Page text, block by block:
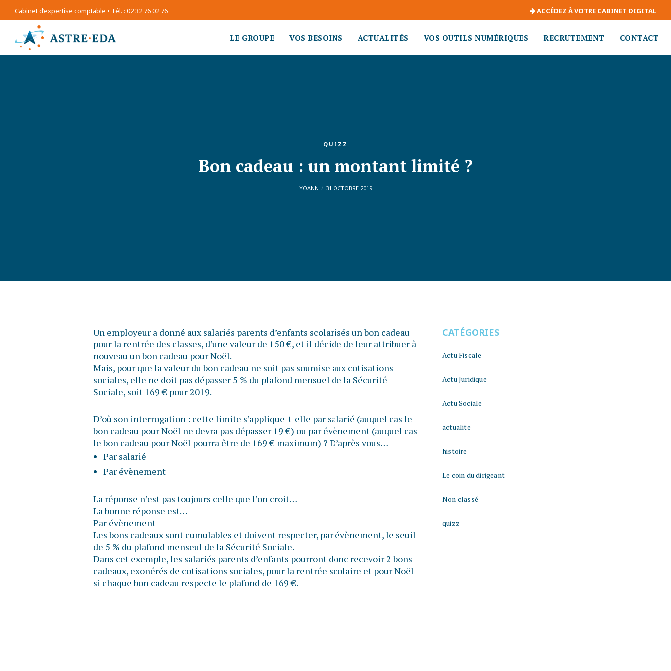
Cabinet d’expertise comptable • Tél. : 02 32 76 02 76 ACCÉDEZ À VOTRE CABINET DIGITAL
LE GROUPE VOS BESOINS ACTUALITÉS VOS OUTILS NUMÉRIQUES RECRUTEMENT CONTACT
QUIZZ
Bon cadeau : un montant limité ?
YOANN 31 OCTOBRE 2019
Un employeur a donné aux salariés parents d’enfants scolarisés un bon cadeau
pour la rentrée des classes, d’une valeur de 150 €, et il décide de leur attribuer à
nouveau un bon cadeau pour Noël.
Mais, pour que la valeur du bon cadeau ne soit pas soumise aux cotisations
sociales, elle ne doit pas dépasser 5 % du plafond mensuel de la Sécurité
Sociale, soit 169 € pour 2019.
D’où son interrogation : cette limite s’applique-t-elle par salarié (auquel cas le
bon cadeau pour Noël ne devra pas dépasser 19 €) ou par évènement (auquel cas
le bon cadeau pour Noël pourra être de 169 € maximum) ? D’après vous…
Par salarié
Par évènement
La réponse n’est pas toujours celle que l’on croit…
La bonne réponse est…
Par évènement
Les bons cadeaux sont cumulables et doivent respecter, par évènement, le seuil
de 5 % du plafond menseul de la Sécurité Sociale.
Dans cet exemple, les salariés parents d’enfants pourront donc recevoir 2 bons
cadeaux, exonérés de cotisations sociales, pour la rentrée scolaire et pour Noël
si chaque bon cadeau respecte le plafond de 169 €.
CATÉGORIES
Actu Fiscale
Actu Juridique
Actu Sociale
actualite
histoire
Le coin du dirigeant
Non classé
quizz